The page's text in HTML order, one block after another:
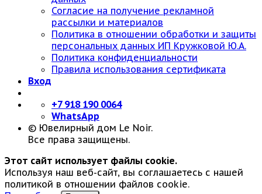
Согласие на получение рекламной
рассылки и материалов
Политика в отношении обработки и защиты
персональных данных ИП Кружковой Ю.А.
Политика конфиденциальности
Правила использования сертификата
Вход
+7 918 190 0064
WhatsApp
© Ювелирный дом Le Noir.
Все права защищены.
Этот сайт использует файлы cookie.
Используя наш веб-сайт, вы соглашаетесь с нашей
политикой в отношении файлов cookie.